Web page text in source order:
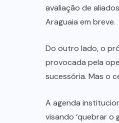
avaliação de
Araguaia em breve.
Do outro lado, o
provocada pela
sucessória. Mas o
A agenda
visando ‘quebrar o